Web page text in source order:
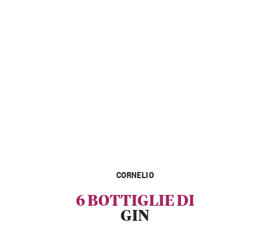
CORNELIO
6 BOTTIGLIE DI
GIN